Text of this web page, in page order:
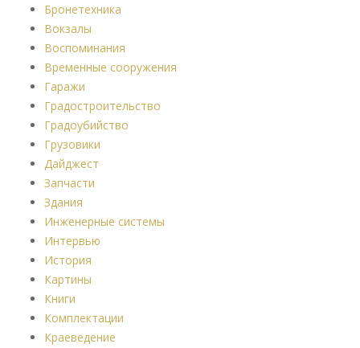
Бронетехника
Вокзалы
Воспоминания
Временные сооружения
Гаражи
Градостроительство
Градоубийство
Грузовики
Дайджест
Запчасти
Здания
Инженерные системы
Интервью
История
Картины
Книги
Комплектации
Краеведение